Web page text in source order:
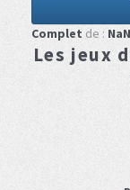
Complet de : NaN
Les jeux